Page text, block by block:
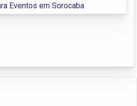
Eventos em Sorocaba